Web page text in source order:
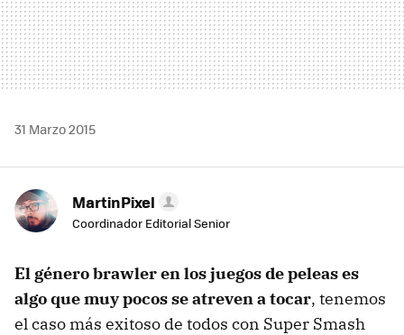
31 Marzo 2015
MartinPixel
Coordinador Editorial Senior
El género brawler en los juegos de peleas es
algo que muy pocos se atreven a tocar, tenemos
el caso más exitoso de todos con Super Smash